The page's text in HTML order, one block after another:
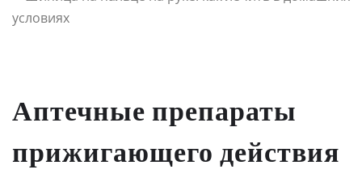
Аптечные препараты
прижигающего действия